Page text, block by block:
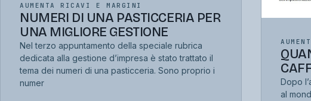
AUMENTA RICAVI E MARGINI
NUMERI DI UNA PASTICCERIA PER
UNA MIGLIORE GESTIONE
Nel terzo appuntamento della speciale rubrica
dedicata alla gestione d’impresa è stato trattato il
tema dei numeri di una pasticceria. Sono proprio i
numer
Dopo
al